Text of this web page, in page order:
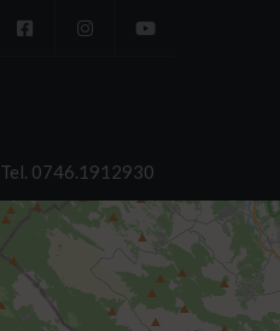
Tel. 0746.1912930